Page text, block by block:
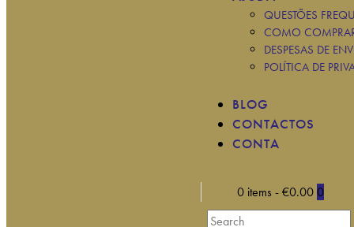
QUESTÕES
COMO
DESPESAS DE
POLÍTICA DE
BLOG
CONTACTOS
CONTA
0 items - €0.00 0